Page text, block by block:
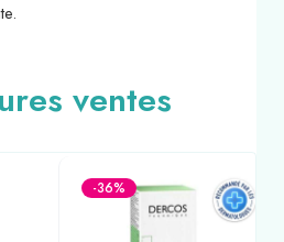
ventes
-36%